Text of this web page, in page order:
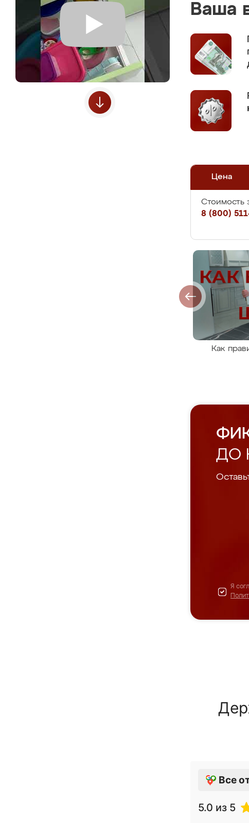
Ваша
Цена
Стоимость
8 (800)
Как
ДО
Я
Все
5.0 из 5